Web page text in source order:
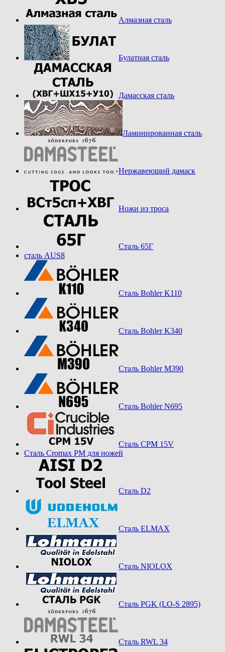
Алмазная сталь
Булатная сталь
Дамасская сталь
Ламинированная сталь
Нержавеющий дамаск
Ножи из троса
Сталь 65Г
сталь AUS8
Сталь Bohler K110
Сталь Bohler K340
Сталь Bohler M390
Сталь Bohler N695
Сталь CPM 15V
Сталь Cromax PM для ножей
Сталь D2
Сталь ELMAX
Сталь NIOLOX
Сталь PGK (LO-S 2895)
Сталь RWL 34